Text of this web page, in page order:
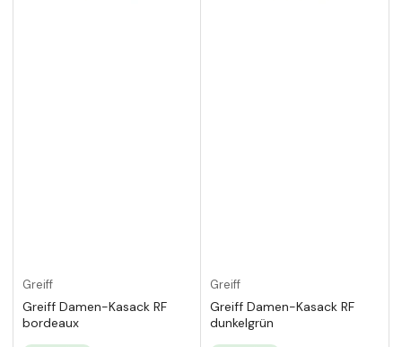
Greiff
Greiff Damen-Kasack RF
bordeaux
Greiff
Greiff Damen-Kasack RF
dunkelgrün